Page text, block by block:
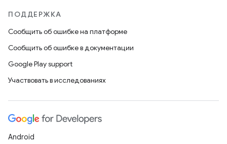
ПОДДЕРЖКА
Сообщить об ошибке на платформе
Сообщить об ошибке в документации
Google Play support
Участвовать в исследованиях
Android